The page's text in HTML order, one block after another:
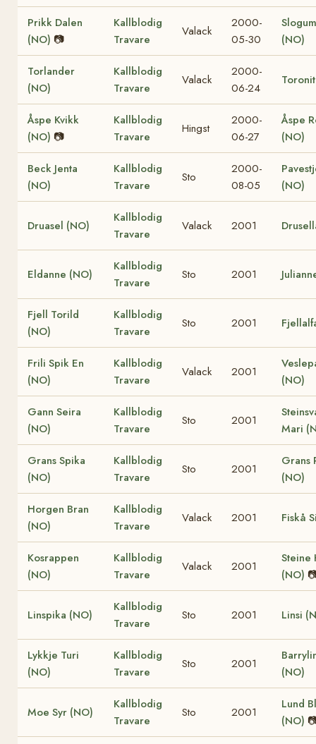
Prikk Dalen
(NO) 📷
Kallblodig
Travare
Valack
2000-
05-30
(NO)
Torlander
(NO)
Kallblodig
Travare
Valack
2000-
06-24
Åspe Kvikk
(NO) 📷
Kallblodig
Travare
Hingst
2000-
06-27
Åspe
(NO)
Beck Jenta
(NO)
Kallblodig
Travare
Sto
2000-
08-05
(NO)
Druasel (NO)
Kallblodig
Travare
Valack 2001
Eldanne (NO)
Kallblodig
Travare
Sto 2001
Fjell Torild
(NO)
Kallblodig
Travare
Sto 2001
Frili Spik En
(NO)
Kallblodig
Travare
Valack 2001
(NO)
Gann Seira
(NO)
Kallblodig
Travare
Sto 2001
Mari
Grans Spika
(NO)
Kallblodig
Travare
Sto 2001
Grans
(NO)
Horgen Bran
(NO)
Kallblodig
Travare
Valack 2001 Fiskå
Kosrappen
(NO)
Kallblodig
Travare
Valack 2001
Steine
(NO)
Linspika (NO)
Kallblodig
Travare
Sto 2001 Linsi
Lykkje Turi
(NO)
Kallblodig
Travare
Sto 2001
(NO)
Moe Syr (NO)
Kallblodig
Travare
Sto 2001
Lund
(NO)